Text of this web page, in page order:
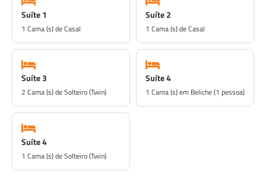
Suíte 1
1 Cama (s) de Casal
Suíte 2
1 Cama (s) de Casal
Suíte 3
2 Cama (s) de Solteiro (Twin)
Suíte 4
1 Cama (s) em Beliche (1 pessoa)
Suíte 4
1 Cama (s) de Solteiro (Twin)